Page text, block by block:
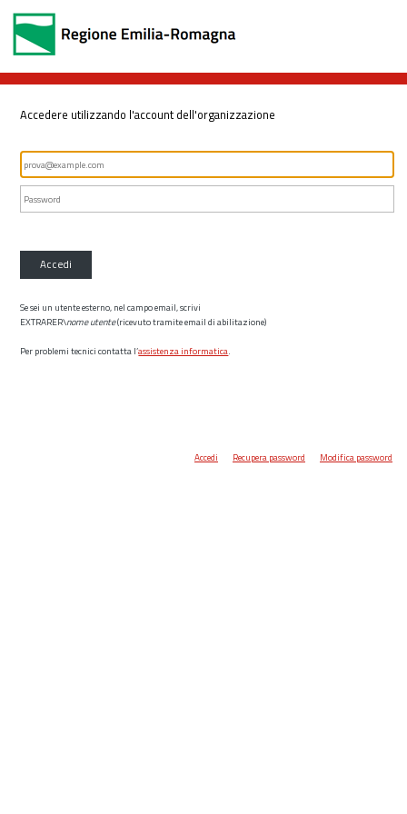
Accedere utilizzando l'account dell'organizzazione
Accedi
Se sei un utente esterno, nel campo email, scrivi
EXTRARER\nome utente(ricevuto tramite email di abilitazione)
Per problemi tecnici contatta l’assistenza informatica.
Accedi Recupera password Modifica password